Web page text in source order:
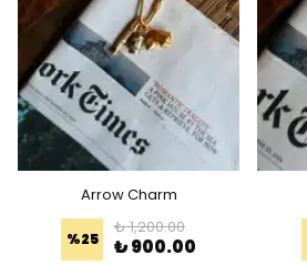
Arrow Charm
%25
₺ 1,200.00
₺ 900.00